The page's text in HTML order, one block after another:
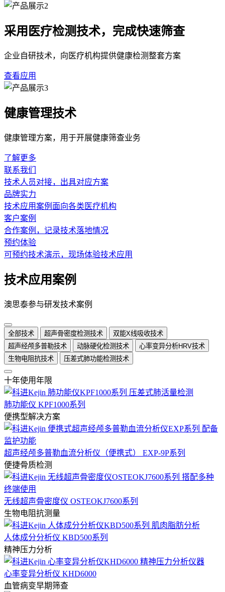
采用医疗检测技术，完成快速筛查
企业自研技术，向医疗机构提供健康检测整套方案
查看应用
健康管理技术
健康管理方案，用于开展健康筛查业务
了解更多
联系我们
技术人员对接，出具对应方案
品牌实力
技术应用案例面向各类医疗机构
客户案例
合作案例，记录技术落地情况
预约体验
可预约技术演示，现场体验技术应用
技术应用案例
澳思泰参与研发技术案例
全部技术 超声骨密度检测技术
双能X线吸收技术
超声经颅多普勒技术
动脉硬化检测技术
心率变异分析HRV技术
生物电阻抗技术
压差式肺功能检测技术
十年使用年限
肺功能仪 KPF1000系列
便携型解决方案
超声经颅多普勒血流分析仪（便携式） EXP-9P系列
便捷骨质检测
无线超声骨密度仪 OSTEOKJ7600系列
生物电阻抗测量
人体成分分析仪 KBD500系列
精神压力分析
心率变异分析仪 KHD6000
血管病变早期筛查